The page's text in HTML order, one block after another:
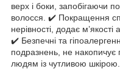
верх і боки, запобігаючи
волосся. ✔️ Покращення
нерівності, додає
✔️ Безпечні та
подразнень, не накопичує
людям із чутливою